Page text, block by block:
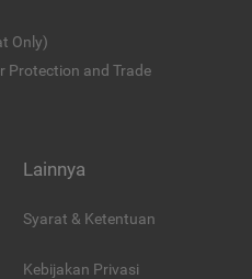
Only)
Protection and Trade
Lainnya
Syarat & Ketentuan
Kebijakan Privasi